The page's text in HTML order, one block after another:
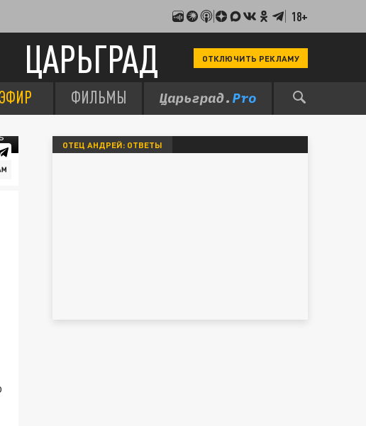
18+
ЦАРЬГРАД ОТКЛЮЧИТЬ РЕКЛАМУ
ЭФИР ФИЛЬМЫ
ОТЕЦ АНДРЕЙ: ОТВЕТЫ